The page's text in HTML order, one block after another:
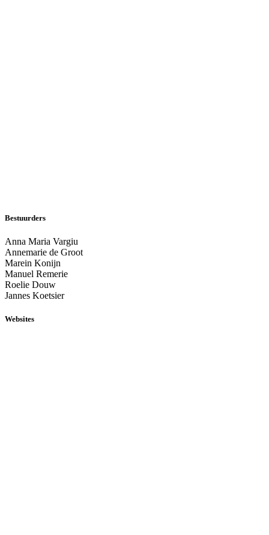
Bestuurders
Anna Maria Vargiu
Annemarie de Groot
Marein Konijn
Manuel Remerie
Roelie Douw
Jannes Koetsier
Websites